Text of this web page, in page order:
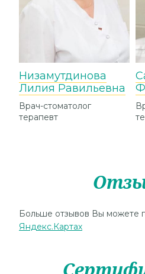
Низамутдинова
Лилия Равильевна
Врач-стоматолог
терапевт
Больше отзывов Вы можете
Яндекс.Картах